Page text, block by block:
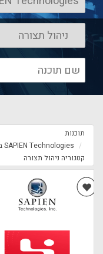
תוכנות
קטגוריה ניהול תצורה